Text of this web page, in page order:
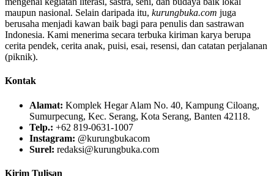
maupun nasional. Selain daripada itu, kurungbuka.com juga
berusaha menjadi kawan baik bagi para penulis dan sastrawan
Indonesia. Kami menerima secara terbuka kiriman karya berupa
cerita pendek, cerita anak, puisi, esai, resensi, dan catatan perjalanan
(piknik).
Kontak
Alamat: Komplek Hegar Alam No. 40, Kampung Ciloang,
Sumurpecung, Kec. Serang, Kota Serang, Banten 42118.
Telp.: +62 819-0631-1007
Instagram: @kurungbukacom
Surel: redaksi@kurungbuka.com
Kirim Tulisan